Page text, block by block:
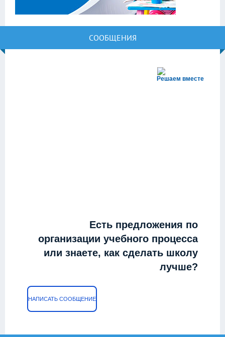
СООБЩЕНИЯ
Решаем вместе
Есть предложения по
организации учебного процесса
или знаете, как сделать школу
лучше?
НАПИСАТЬ СООБЩЕНИЕ